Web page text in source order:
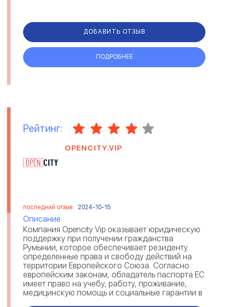
ДОБАВИТЬ ОТЗЫВ
ПОДРОБНЕЕ
Рейтинг:
OPENCITY.VIP
последний отзыв: 2024-10-15
Описание
Компания Opencity Vip оказывает юридическую
поддержку при получении гражданства
Румынии, которое обеспечивает резиденту
определенные права и свободу действий на
территории Европейского Союза. Согласно
европейским законам, обладатель паспорта ЕС
имеет право на учебу, работу, проживание,
медицинскую помощь и социальные гарантии в
любой стране Евросоюза. Получив румынск...